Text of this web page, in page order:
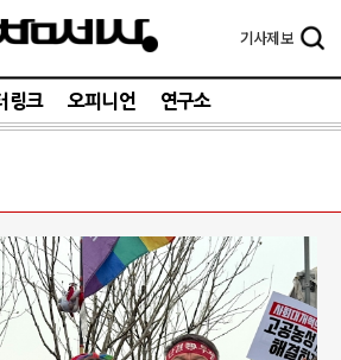
기사제보
링크 오피니언 연구소